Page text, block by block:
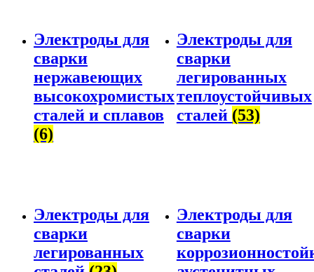
Электроды для
сварки
нержавеющих
высокохромистых
сталей и сплавов
(6)
Электроды для
сварки
легированных
теплоустойчивых
сталей (53)
Электроды для
сварки
легированных
Электроды для
сварки